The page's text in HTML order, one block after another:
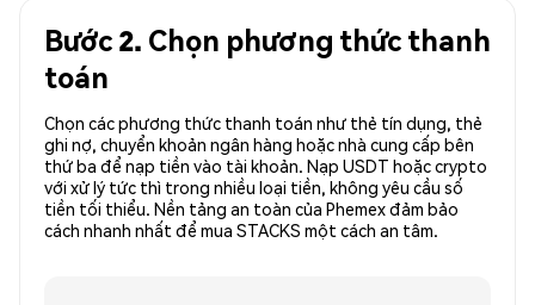
Bước 2. Chọn phương thức thanh
toán
Chọn các phương thức thanh toán như thẻ tín dụng, thẻ
ghi nợ, chuyển khoản ngân hàng hoặc nhà cung cấp bên
thứ ba để nạp tiền vào tài khoản. Nạp USDT hoặc crypto
với xử lý tức thì trong nhiều loại tiền, không yêu cầu số
tiền tối thiểu. Nền tảng an toàn của Phemex đảm bảo
cách nhanh nhất để mua STACKS một cách an tâm.